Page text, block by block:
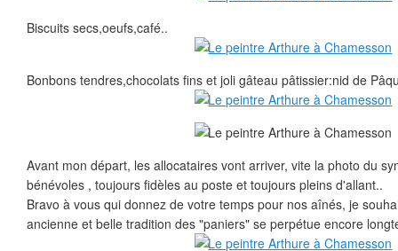
Biscuits secs,oeufs,café..
Bonbons tendres,chocolats fins et joli gâteau pâtissier:nid de
Avant mon départ, les allocataires vont arriver, vite la photo du
bénévoles , toujours fidèles au poste et toujours pleins d'allant..
Bravo à vous qui donnez de votre temps pour nos aînés, je
ancienne et belle tradition des "paniers" se perpétue encore